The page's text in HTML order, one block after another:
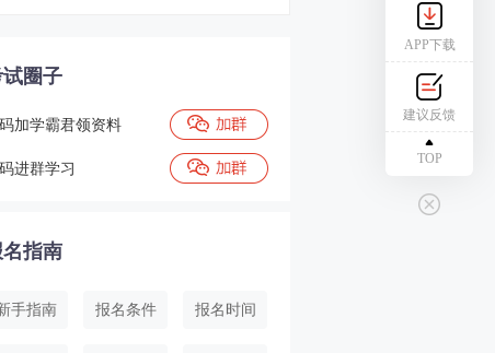
圈子
加学霸君领资料
进群学习
指南
手指南 报名条件 报名时间
APP下载
建议反馈
TOP